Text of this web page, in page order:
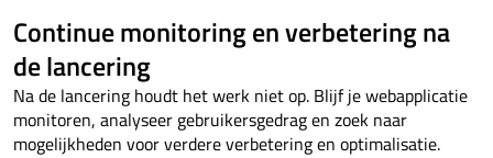
Continue monitoring en verbetering na
de lancering
Na de lancering houdt het werk niet op. Blijf je webapplicatie
monitoren, analyseer gebruikersgedrag en zoek naar
mogelijkheden voor verdere verbetering en optimalisatie.